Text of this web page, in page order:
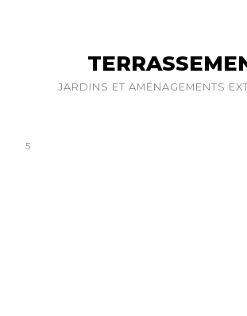
JARDINS ET AMÉNAGEMENTS
5